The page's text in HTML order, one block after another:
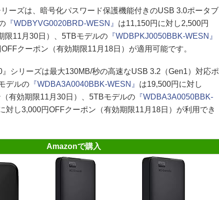
ーズは、暗号化パスワード保護機能付きのUSB 3.0ポータブ
『WDBYVG0020BRD-WESN』 は11,150円に対し2,500円
限11月30日）、5TBモデルの 『WDBPKJ0050BBK-WESN』
クーポン（有効期限11月18日）が適用可能です。
シリーズは最大130MB/秒の高速なUSB 3.2（Gen1）対応ポ
デルの 『WDBA3A0040BBK-WESN』 は19,500円に対し
有効期限11月30日）、5TBモデルの 『WDBA3A0050BBK-
対し3,000円OFFクーポン（有効期限11月18日）が利用でき
Amazonで購入